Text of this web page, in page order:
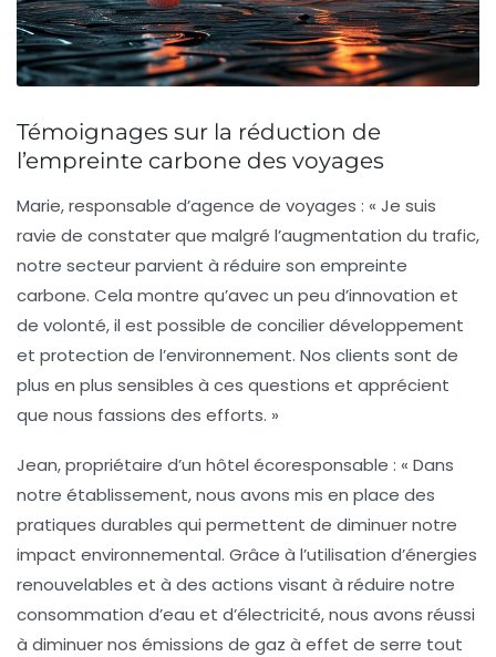
Témoignages sur la réduction de
l’empreinte carbone des voyages
Marie, responsable d’agence de voyages : « Je suis
ravie de constater que malgré l’augmentation du trafic,
notre secteur parvient à réduire son empreinte
carbone. Cela montre qu’avec un peu d’innovation et
de volonté, il est possible de concilier développement
et protection de l’environnement. Nos clients sont de
plus en plus sensibles à ces questions et apprécient
que nous fassions des efforts. »
Jean, propriétaire d’un hôtel écoresponsable : « Dans
notre établissement, nous avons mis en place des
pratiques durables qui permettent de diminuer notre
impact environnemental. Grâce à l’utilisation d’énergies
renouvelables et à des actions visant à réduire notre
consommation d’eau et d’électricité, nous avons réussi
à diminuer nos émissions de gaz à effet de serre tout